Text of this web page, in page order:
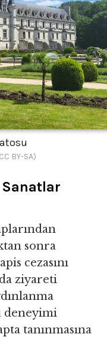
BY-SA)
sonra
cezasını
ziyareti
deneyimi
tanınmasına